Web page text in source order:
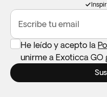
Escribe tu email
He leído y acepto la
unirme a Exoticca